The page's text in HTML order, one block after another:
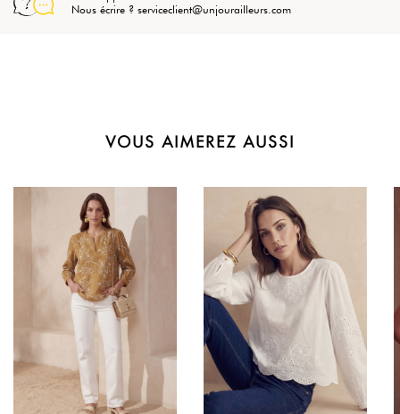
Nous écrire ? serviceclient@unjourailleurs.com
VOUS AIMEREZ AUSSI